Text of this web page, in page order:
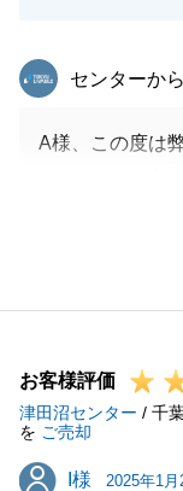
東急リバブル
センターか
A様、この度は
今回のお取引
てしまいました
ムーズにお取引
今後とも何かお
でもお気軽にお
お客様評価
津田沼センター / 千
を ご売却
I様
I様 2025年1月